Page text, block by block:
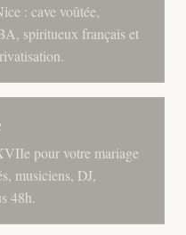
: cave voûtée,
spiritueux français et
pour votre mariage
musiciens, DJ,
48h.